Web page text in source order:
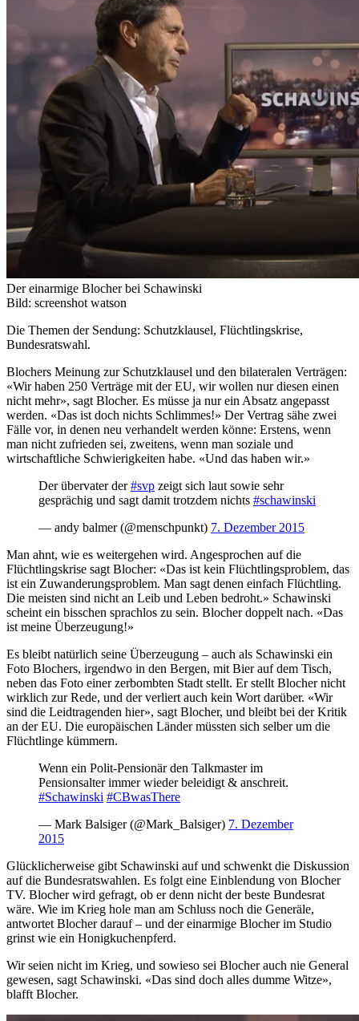
Der einarmige Blocher bei Schawinski
Bild: screenshot watson
Die Themen der Sendung: Schutzklausel, Flüchtlingskrise,
Bundesratswahl.
Blochers Meinung zur Schutzklausel und den bilateralen Verträgen:
«Wir haben 250 Verträge mit der EU, wir wollen nur diesen einen
nicht mehr», sagt Blocher. Es müsse ja nur ein Absatz angepasst
werden. «Das ist doch nichts Schlimmes!» Der Vertrag sähe zwei
Fälle vor, in denen neu verhandelt werden könne: Erstens, wenn
man nicht zufrieden sei, zweitens, wenn man soziale und
wirtschaftliche Schwierigkeiten habe. «Und das haben wir.»
Der übervater der#svp zeigt sich laut sowie sehr
gesprächig und sagt damit trotzdem nichts #schawinski
— andy balmer (@menschpunkt) 7. Dezember 2015
Man ahnt, wie es weitergehen wird. Angesprochen auf die
Flüchtlingskrise sagt Blocher: «Das ist kein Flüchtlingsproblem, das
ist ein Zuwanderungsproblem. Man sagt denen einfach Flüchtling.
Die meisten sind nicht an Leib und Leben bedroht.» Schawinski
scheint ein bisschen sprachlos zu sein. Blocher doppelt nach. «Das
ist meine Überzeugung!»
Es bleibt natürlich seine Überzeugung – auch als Schawinski ein
Foto Blochers, irgendwo in den Bergen, mit Bier auf dem Tisch,
neben das Foto einer zerbombten Stadt stellt. Er stellt Blocher nicht
wirklich zur Rede, und der verliert auch kein Wort darüber. «Wir
sind die Leidtragenden hier», sagt Blocher, und bleibt bei der Kritik
an der EU. Die europäischen Länder müssten sich selber um die
Flüchtlinge kümmern.
Wenn ein Polit-Pensionär den Talkmaster im
Pensionsalter immer wieder beleidigt & anschreit.
#Schawinski #CBwasThere
— Mark Balsiger (@Mark_Balsiger) 7. Dezember
2015
Glücklicherweise gibt Schawinski auf und schwenkt die Diskussion
auf die Bundesratswahlen. Es folgt eine Einblendung von Blocher
TV. Blocher wird gefragt, ob er denn nicht der beste Bundesrat
wäre. Wie im Krieg hole man am Schluss noch die Generäle,
antwortet Blocher darauf – und der einarmige Blocher im Studio
grinst wie ein Honigkuchenpferd.
Wir seien nicht im Krieg, und sowieso sei Blocher auch nie General
gewesen, sagt Schawinski. «Das sind doch alles dumme Witze»,
blafft Blocher.